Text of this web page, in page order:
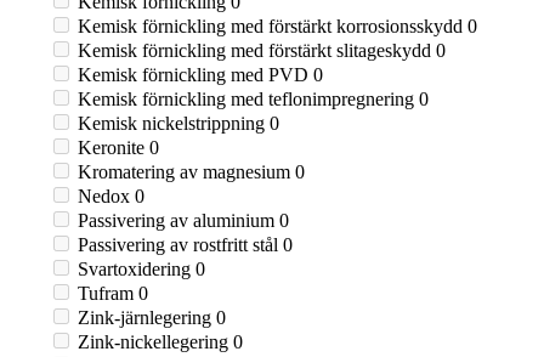
Kemisk förnickling med förstärkt korrosionsskydd 0
Kemisk förnickling med förstärkt slitageskydd 0
Kemisk förnickling med PVD 0
Kemisk förnickling med teflonimpregnering 0
Kemisk nickelstrippning 0
Keronite 0
Kromatering av magnesium 0
Nedox 0
Passivering av aluminium 0
Passivering av rostfritt stål 0
Svartoxidering 0
Tufram 0
Zink-järnlegering 0
Zink-nickellegering 0